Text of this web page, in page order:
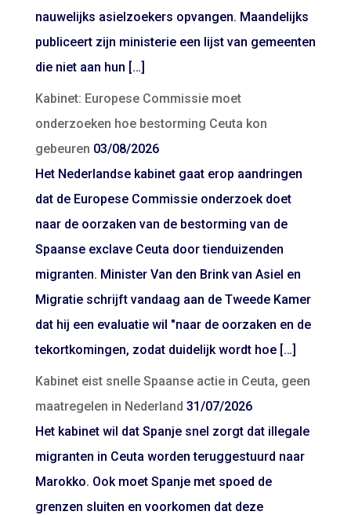
nauwelijks asielzoekers opvangen. Maandelijks
publiceert zijn ministerie een lijst van gemeenten
die niet aan hun […]
Kabinet: Europese Commissie moet
onderzoeken hoe bestorming Ceuta kon
gebeuren 03/08/2026
Het Nederlandse kabinet gaat erop aandringen
dat de Europese Commissie onderzoek doet
naar de oorzaken van de bestorming van de
Spaanse exclave Ceuta door tienduizenden
migranten. Minister Van den Brink van Asiel en
Migratie schrijft vandaag aan de Tweede Kamer
dat hij een evaluatie wil "naar de oorzaken en de
tekortkomingen, zodat duidelijk wordt hoe […]
Kabinet eist snelle Spaanse actie in Ceuta, geen
maatregelen in Nederland 31/07/2026
Het kabinet wil dat Spanje snel zorgt dat illegale
migranten in Ceuta worden teruggestuurd naar
Marokko. Ook moet Spanje met spoed de
grenzen sluiten en voorkomen dat deze